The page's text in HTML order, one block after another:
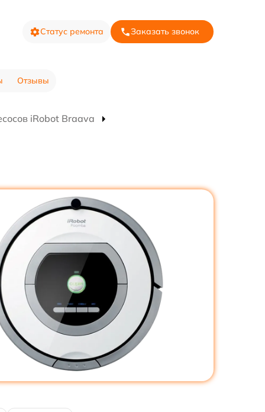
Статус ремонта Заказать звонок
Отзывы
iRobot Braava